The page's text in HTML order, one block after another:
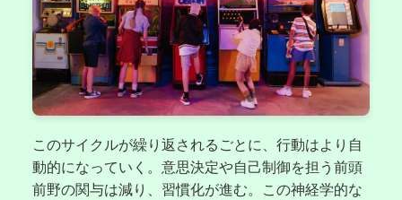
このサイクルが繰り返されるごとに、行動はより自
動的になっていく。意思決定や自己制御を担う前頭
前野の関与は減り、習慣化が進む。この神経学的な